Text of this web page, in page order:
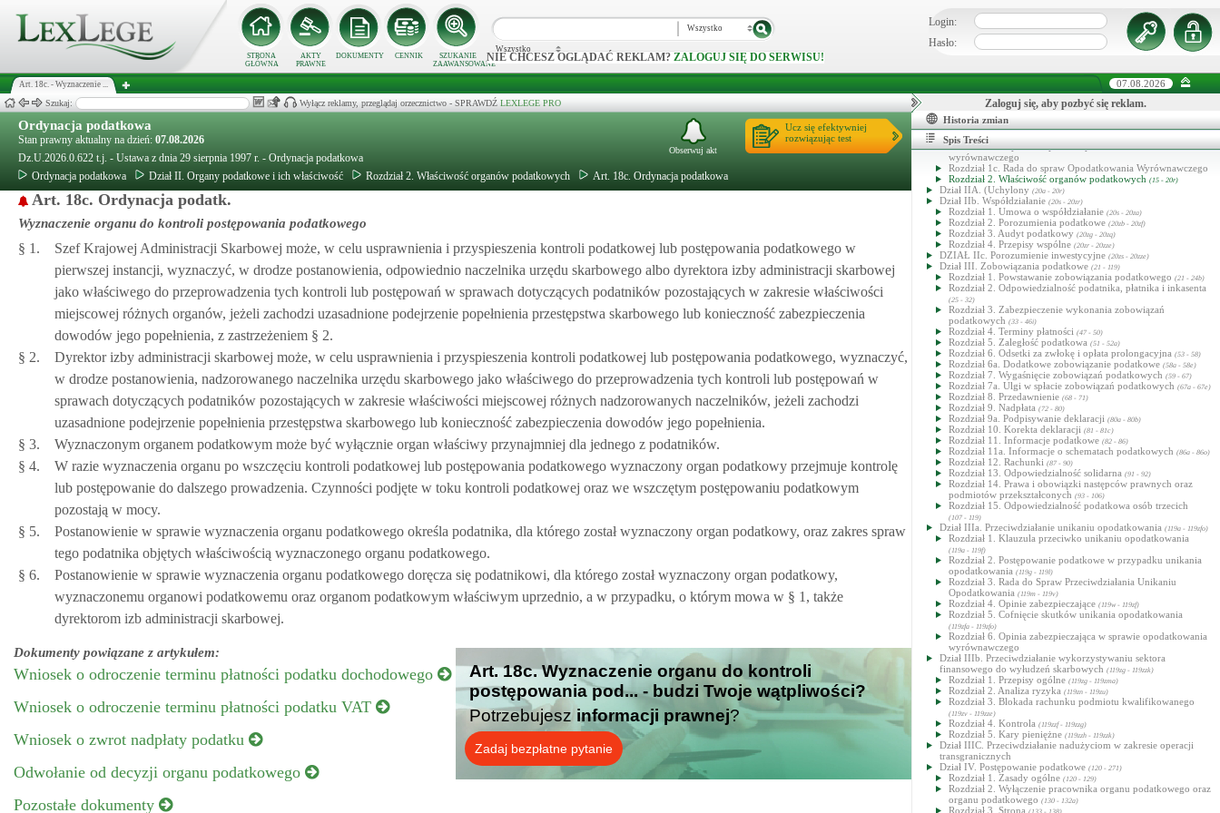
STRONA
GŁÓWNA
AKTY
PRAWNE
DOKUMENTY CENNIK
SZUKANIE
ZAAWANSOWANE
Wszystko
Wszystko
NIE CHCESZ OGLĄDAĆ REKLAM? ZALOGUJ SIĘ DO SERWISU!
Login:
Hasło:
Art. 18c. - Wyznaczenie ... 07.08.2026
Szukaj: Wyłącz reklamy, przeglądaj orzecznictwo - SPRAWDŹ LEXLEGE PRO
Ordynacja podatkowa
Stan prawny aktualny na dzień: 07.08.2026
Dz.U.2026.0.622 t.j. - Ustawa z dnia 29 sierpnia 1997 r. - Ordynacja podatkowa
Ordynacja podatkowa
Dział II. Organy podatkowe i ich właściwość Rozdział 2. Właściwość organów podatkowych Art. 18c. Ordynacja podatkowa
Ucz się efektywniej
rozwiązując test
Obserwuj akt
Art. 18c. Ordynacja podatk.
Wyznaczenie organu do kontroli postępowania podatkowego
§ 1.
Szef Krajowej Administracji Skarbowej może, w celu usprawnienia i przyspieszenia kontroli podatkowej lub postępowania podatkowego w
pierwszej instancji, wyznaczyć, w drodze postanowienia, odpowiednio naczelnika urzędu skarbowego albo dyrektora izby administracji skarbowej
jako właściwego do przeprowadzenia tych kontroli lub postępowań w sprawach dotyczących podatników pozostających w zakresie właściwości
miejscowej różnych organów, jeżeli zachodzi uzasadnione podejrzenie popełnienia przestępstwa skarbowego lub konieczność zabezpieczenia
dowodów jego popełnienia, z zastrzeżeniem § 2.
§ 2.
Dyrektor izby administracji skarbowej może, w celu usprawnienia i przyspieszenia kontroli podatkowej lub postępowania podatkowego, wyznaczyć,
w drodze postanowienia, nadzorowanego naczelnika urzędu skarbowego jako właściwego do przeprowadzenia tych kontroli lub postępowań w
sprawach dotyczących podatników pozostających w zakresie właściwości miejscowej różnych nadzorowanych naczelników, jeżeli zachodzi
uzasadnione podejrzenie popełnienia przestępstwa skarbowego lub konieczność zabezpieczenia dowodów jego popełnienia.
§ 3.
Wyznaczonym organem podatkowym może być wyłącznie organ właściwy przynajmniej dla jednego z podatników.
§ 4.
W razie wyznaczenia organu po wszczęciu kontroli podatkowej lub postępowania podatkowego wyznaczony organ podatkowy przejmuje kontrolę
lub postępowanie do dalszego prowadzenia. Czynności podjęte w toku kontroli podatkowej oraz we wszczętym postępowaniu podatkowym
pozostają w mocy.
§ 5.
Postanowienie w sprawie wyznaczenia organu podatkowego określa podatnika, dla którego został wyznaczony organ podatkowy, oraz zakres spraw
tego podatnika objętych właściwością wyznaczonego organu podatkowego.
§ 6.
Postanowienie w sprawie wyznaczenia organu podatkowego doręcza się podatnikowi, dla którego został wyznaczony organ podatkowy,
wyznaczonemu organowi podatkowemu oraz organom podatkowym właściwym uprzednio, a w przypadku, o którym mowa w § 1, także
dyrektorom izb administracji skarbowej.
Dokumenty powiązane z artykułem:
Wniosek o odroczenie terminu płatności podatku dochodowego
Wniosek o odroczenie terminu płatności podatku VAT
Wniosek o zwrot nadpłaty podatku
Odwołanie od decyzji organu podatkowego
Pozostałe dokumenty
Art. 18c. Wyznaczenie organu do kontroli
postępowania pod... - budzi Twoje wątpliwości?
Potrzebujesz informacji prawnej?
Zadaj bezpłatne pytanie
Zaloguj się, aby pozbyć się reklam.
Historia zmian
Spis Treści
Dział I. Przepisy ogólne(1 - 12)
Dział II. Organy podatkowe i ich właściwość(13 - 20)
Rozdział 1. Organy podatkowe
Rozdział 1a. Interpretacje przepisów prawa podatkowego
(14a - 14s)
Rozdział 1b. Opinia w sprawie opodatkowania
wyrównawczego
Rozdział 1c. Rada do spraw Opodatkowania Wyrównawczego
Rozdział 2. Właściwość organów podatkowych (15 - 20r)
Dział IIA. (Uchylony (20a - 20r)
Dział IIb. Współdziałanie (20s - 20zr)
Rozdział 1. Umowa o współdziałanie (20s - 20za)
Rozdział 2. Porozumienia podatkowe (20zb - 20zf)
Rozdział 3. Audyt podatkowy (20zg - 20zq)
Rozdział 4. Przepisy wspólne (20zr - 20zze)
DZIAŁ IIc. Porozumienie inwestycyjne (20zs - 20zze)
Dział III. Zobowiązania podatkowe (21 - 119)
Rozdział 1. Powstawanie zobowiązania podatkowego (21 - 24b)
Rozdział 2. Odpowiedzialność podatnika, płatnika i inkasenta
(25 - 32)
Rozdział 3. Zabezpieczenie wykonania zobowiązań
podatkowych (33 - 46i)
Rozdział 4. Terminy płatności (47 - 50)
Rozdział 5. Zaległość podatkowa (51 - 52a)
Rozdział 6. Odsetki za zwłokę i opłata prolongacyjna (53 - 58)
Rozdział 6a. Dodatkowe zobowiązanie podatkowe (58a - 58e)
Rozdział 7. Wygaśnięcie zobowiązań podatkowych (59 - 67)
Rozdział 7a. Ulgi w spłacie zobowiązań podatkowych (67a - 67e)
Rozdział 8. Przedawnienie (68 - 71)
Rozdział 9. Nadpłata (72 - 80)
Rozdział 9a. Podpisywanie deklaracji (80a - 80b)
Rozdział 10. Korekta deklaracji (81 - 81c)
Rozdział 11. Informacje podatkowe (82 - 86)
Rozdział 11a. Informacje o schematach podatkowych (86a - 86o)
Rozdział 12. Rachunki (87 - 90)
Rozdział 13. Odpowiedzialność solidarna (91 - 92)
Rozdział 14. Prawa i obowiązki następców prawnych oraz
podmiotów przekształconych (93 - 106)
Rozdział 15. Odpowiedzialność podatkowa osób trzecich
(107 - 119)
Dział IIIa. Przeciwdziałanie unikaniu opodatkowania (119a - 119zfo)
Rozdział 1. Klauzula przeciwko unikaniu opodatkowania
(119a - 119f)
Rozdział 2. Postępowanie podatkowe w przypadku unikania
opodatkowania (119g - 119l)
Rozdział 3. Rada do Spraw Przeciwdziałania Unikaniu
Opodatkowania (119m - 119v)
Rozdział 4. Opinie zabezpieczające (119w - 119zf)
Rozdział 5. Cofnięcie skutków unikania opodatkowania
(119zfa - 119zfo)
Rozdział 6. Opinia zabezpieczająca w sprawie opodatkowania
wyrównawczego
Dział IIIb. Przeciwdziałanie wykorzystywaniu sektora
finansowego do wyłudzeń skarbowych (119zg - 119zzk)
Rozdział 1. Przepisy ogólne (119zg - 119zma)
Rozdział 2. Analiza ryzyka (119zn - 119zu)
Rozdział 3. Blokada rachunku podmiotu kwalifikowanego
(119zv - 119zze)
Rozdział 4. Kontrola (119zzf - 119zzg)
Rozdział 5. Kary pieniężne (119zzh - 119zzk)
Dział IIIC. Przeciwdziałanie nadużyciom w zakresie operacji
transgranicznych
Dział IV. Postępowanie podatkowe (120 - 271)
Rozdział 1. Zasady ogólne (120 - 129)
Rozdział 2. Wyłączenie pracownika organu podatkowego oraz
organu podatkowego (130 - 132a)
Rozdział 3. Strona